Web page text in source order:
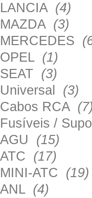
LANCIA (4)
MAZDA (3)
MERCEDES
OPEL (1)
SEAT (3)
Universal (3)
Cabos RCA
Fusíveis /
AGU (15)
ATC (17)
MINI-ATC (19)
ANL (4)